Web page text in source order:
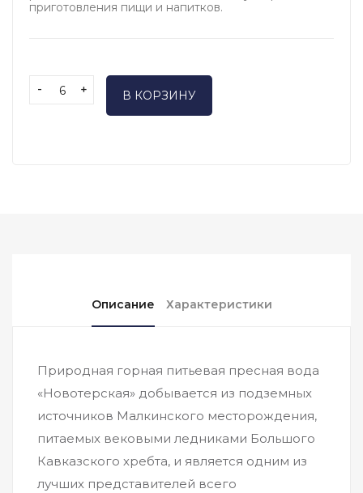
приготовления пищи и напитков.
- + В КОРЗИНУ
Описание Характеристики
Природная горная питьевая пресная вода
«Новотерская» добывается из подземных
источников Малкинского месторождения,
питаемых вековыми ледниками Большого
Кавказского хребта, и является одним из
лучших представителей всего